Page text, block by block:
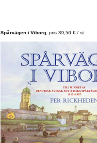
Spårvägen i Viborg, pris 39,50 € / st